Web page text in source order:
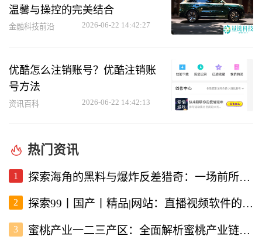
温馨与操控的完美结合
金融科技前沿 2026-06-22 14:42:27
优酷怎么注销账号？优酷注销账
号方法
资讯百科 2026-06-22 14:42:13
热门资讯
1 探索海角的黑料与爆炸反差猎奇：一场前所未有的直播视频体验
2 探索99丨国产丨精品|网站：直播视频软件的新选择
3 蜜桃产业一二三产区：全面解析蜜桃产业链的现状与未来